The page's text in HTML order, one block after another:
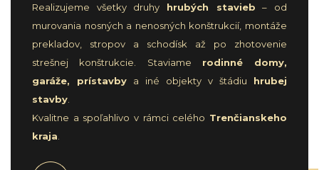
Realizujeme všetky druhy hrubých stavieb – od
murovania nosných a nenosných konštrukcií, montáže
prekladov, stropov a schodísk až po zhotovenie
strešnej konštrukcie. Staviame rodinné domy,
garáže, prístavby a iné objekty v štádiu hrubej
stavby
Kvalitne a spoľahlivo v rámci celého Trenčianskeho
kraja